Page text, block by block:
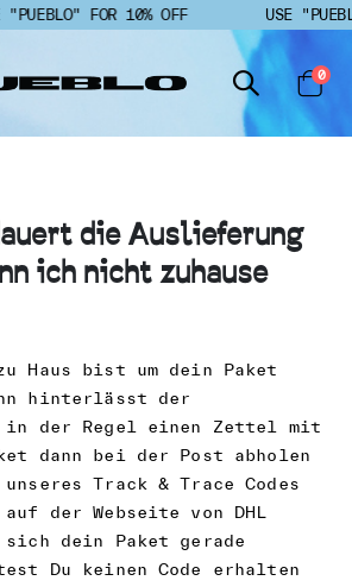
"PUEBLO" FOR 10% OFF USE
Cart
0
die Auslieferung
ich nicht zuhause
Haus bist um dein Paket
hinterlässt der
in der Regel einen Zettel mit
dann bei der Post abholen
Track & Trace Codes
der Webseite von DHL
sich dein Paket gerade
Du keinen Code erhalten